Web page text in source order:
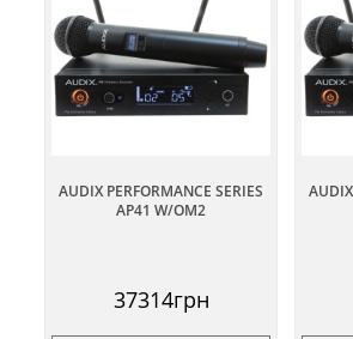
AUDIX PERFORMANCE SERIES
AP41 W/OM2
37314грн